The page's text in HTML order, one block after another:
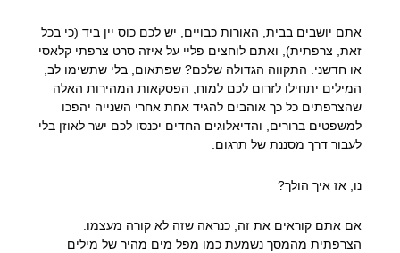
אתם יושבים בבית, האורות כבויים, יש לכם כוס יין ביד (כי בכל
זאת, צרפתית), ואתם לוחצים פליי על איזה סרט צרפתי קלאסי
או חדשני. התקווה הגדולה שלכם? שפתאום, בלי שתשימו לב,
המילים יתחילו לזרום לכם למוח, הפסקאות המהירות האלה
שהצרפתים כל כך אוהבים להגיד אחת אחרי השנייה יהפכו
למשפטים ברורים, והדיאלוגים החדים יכנסו לכם ישר לאוזן בלי
לעבור דרך מסננת של תרגום.
נו, אז איך הולך?
אם אתם קוראים את זה, כנראה שזה לא קורה מעצמו.
הצרפתית מהמסך נשמעת כמו מפל מים מהיר של מילים